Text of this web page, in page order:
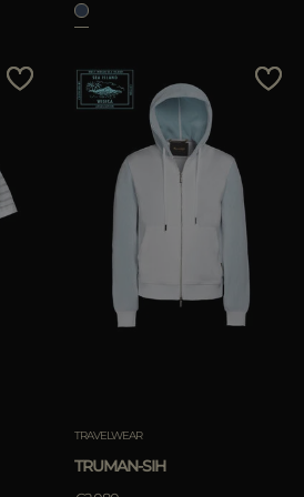
TRAVELWEAR
TRUMAN-SIH